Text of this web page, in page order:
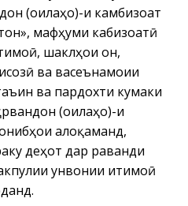
(оилаҳо)-и камбизоат
мафҳуми кабизоатӣ
шаклҳои он,
ва васеънамоии
ва пардохти кумаки
(оилаҳо)-и
алоқаманд,
деҳот дар раванди
унвонии иҷтимоӣ